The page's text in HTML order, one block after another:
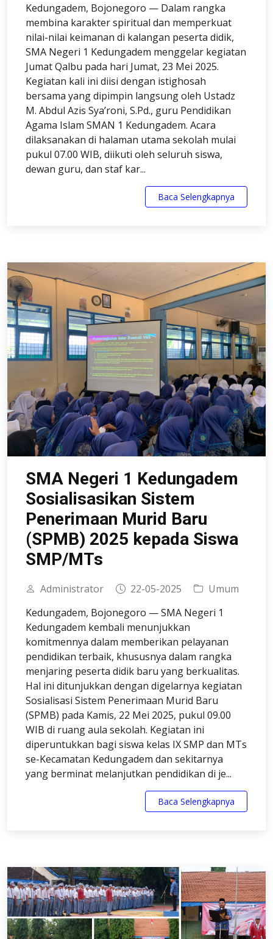
Kedungadem, Bojonegoro — Dalam rangka
membina karakter spiritual dan memperkuat
nilai-nilai keimanan di kalangan peserta didik,
SMA Negeri 1 Kedungadem menggelar kegiatan
Jumat Qalbu pada hari Jumat, 23 Mei 2025.
Kegiatan kali ini diisi dengan istighosah
bersama yang dipimpin langsung oleh Ustadz
M. Abdul Azis Sya’roni, S.Pd., guru Pendidikan
Agama Islam SMAN 1 Kedungadem. Acara
dilaksanakan di halaman utama sekolah mulai
pukul 07.00 WIB, diikuti oleh seluruh siswa,
dewan guru, dan staf kar...
Baca Selengkapnya
SMA Negeri 1 Kedungadem
Sosialisasikan Sistem
Penerimaan Murid Baru
(SPMB) 2025 kepada Siswa
SMP/MTs
Administrator 22-05-2025
Umum
Kedungadem, Bojonegoro — SMA Negeri 1
Kedungadem kembali menunjukkan
komitmennya dalam memberikan pelayanan
pendidikan terbaik, khususnya dalam rangka
menjaring peserta didik baru yang berkualitas.
Hal ini ditunjukkan dengan digelarnya kegiatan
Sosialisasi Sistem Penerimaan Murid Baru
(SPMB) pada Kamis, 22 Mei 2025, pukul 09.00
WIB di ruang aula sekolah. Kegiatan ini
diperuntukkan bagi siswa kelas IX SMP dan MTs
se-Kecamatan Kedungadem dan sekitarnya
yang berminat melanjutkan pendidikan di je...
Baca Selengkapnya